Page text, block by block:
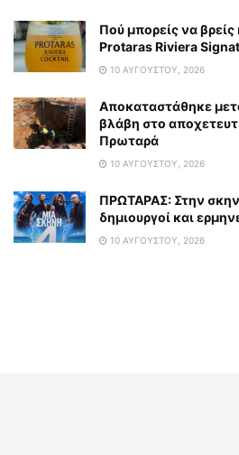
Πού μπορείς να βρείς
Protaras Riviera
10 ΑΥΓΟΎΣΤΟΥ, 2026
Αποκαταστάθηκε
βλάβη στο
Πρωταρά
10 ΑΥΓΟΎΣΤΟΥ, 2026
ΠΡΩΤΑΡΑΣ: Στην
δημιουργοί και
10 ΑΥΓΟΎΣΤΟΥ, 2026